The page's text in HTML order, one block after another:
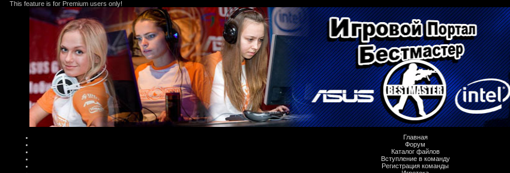
This feature is for Premium users only!
Главная
Форум
Каталог файлов
Вступление в команду
Регистрация команды